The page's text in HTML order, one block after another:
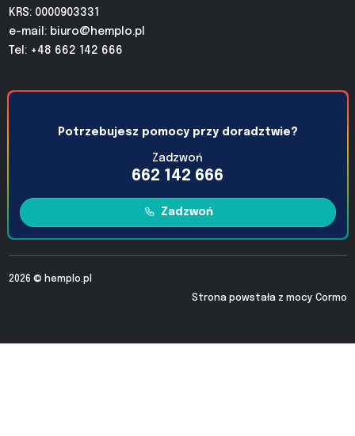
KRS: 0000903331
e-mail: biuro@hemplo.pl
Tel: +48 662 142 666
Potrzebujesz pomocy przy doradztwie?
Zadzwoń
662 142 666
Zadzwoń
2026 © hemplo.pl
Strona powstała z mocy Cormo